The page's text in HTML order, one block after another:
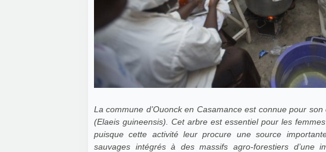
La commune d’Ouonck en Casamance est connue pour
(Elaeis guineensis). Cet arbre est essentiel pour les
puisque cette activité leur procure une source
sauvages intégrés à des massifs agro-forestiers d’une